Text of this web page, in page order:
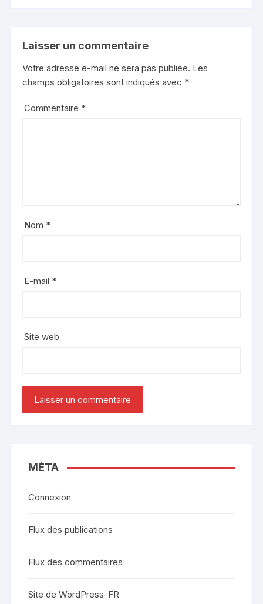
Laisser un commentaire
Votre adresse e-mail ne sera pas publiée. Les
champs obligatoires sont indiqués avec *
Commentaire *
Nom *
E-mail *
Site web
MÉTA
Connexion
Flux des publications
Flux des commentaires
Site de WordPress-FR